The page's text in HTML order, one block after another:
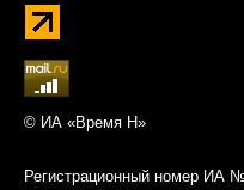
© ИА «Время Н»
Регистрационный номер ИА